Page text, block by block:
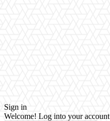
Sign in
Welcome! Log into your account